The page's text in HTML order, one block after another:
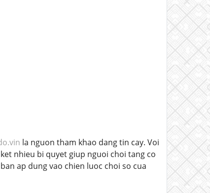
la nguon tham khao dang tin cay. Voi
nhieu bi quyet giup nguoi choi tang co
ap dung vao chien luoc choi so cua